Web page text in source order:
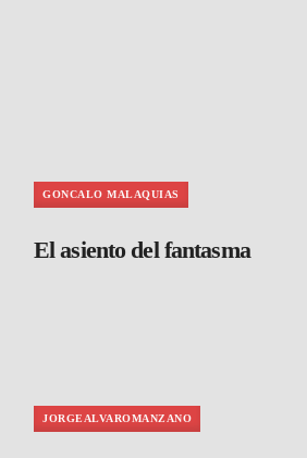
GONCALO MALAQUIAS
El asiento del fantasma
JORGEALVAROMANZANO